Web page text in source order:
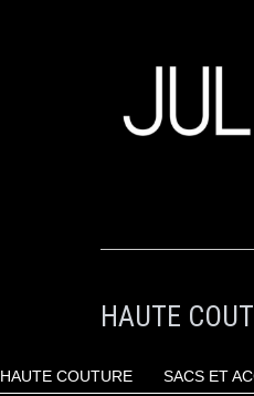
HAUTE
HAUTE COUTURE SACS ET